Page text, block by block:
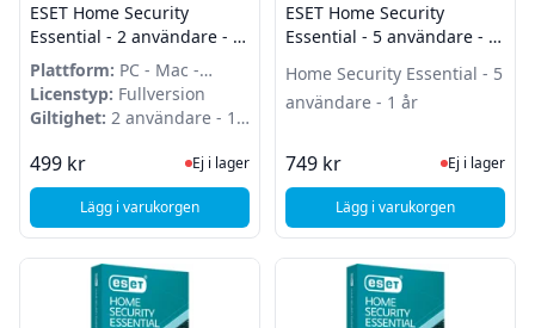
ESET Home Security
Essential - 2 användare - 1
år - Attach
Plattform: PC - Mac -
Android
Licenstyp: Fullversion
Giltighet: 2 användare - 1
499 kr Ej i lager, besök produktsidan för
Ej i lager
Lägg i varukorgen, ESET Home Security Essential - 2 användare - 1 år - Attach
ESET Home Security
Essential - 5 användare - 1
Home Security Essential - 5
användare - 1 år
749 kr Ej i lager,
Ej i lager
Lägg i varukorgen
, ESET Home